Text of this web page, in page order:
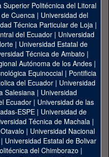
Superior Politécnica del Litoral
Cuenca| Universidad del
Técnica Particular de Loja|
del Ecuador| Universidad
| Universidad Estatal de
Técnica de Ambato |
Autónoma de los Andes|
Equinoccial| Pontificia
del Ecuador | Universidad
Salesiana | Universidad
Ecuador | Universidad de las
ESPE | Universidad de
Técnica de Machala|
| Universidad Nacional
| Universidad Estatal de Bolivar
del Chimborazo |